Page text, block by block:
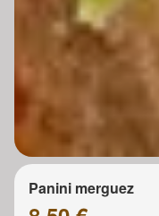
Panini merguez